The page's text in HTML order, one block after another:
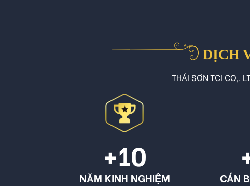
DỊCH
THÁI SƠN TCI
+10
NĂM KINH NGHIỆM CÁN